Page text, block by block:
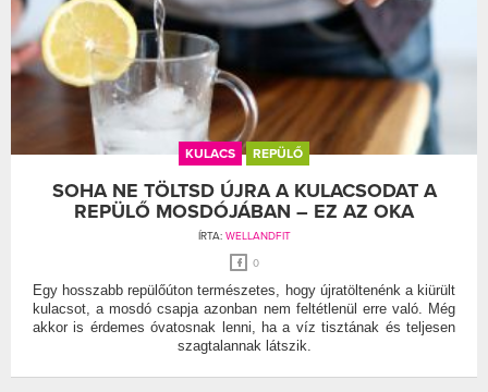
KULACS REPÜLŐ
SOHA NE TÖLTSD ÚJRA A KULACSODAT A
REPÜLŐ MOSDÓJÁBAN – EZ AZ OKA
ÍRTA: WELLANDFIT
0
Egy hosszabb repülőúton természetes, hogy újratöltenénk a kiürült
kulacsot, a mosdó csapja azonban nem feltétlenül erre való. Még
akkor is érdemes óvatosnak lenni, ha a víz tisztának és teljesen
szagtalannak látszik.